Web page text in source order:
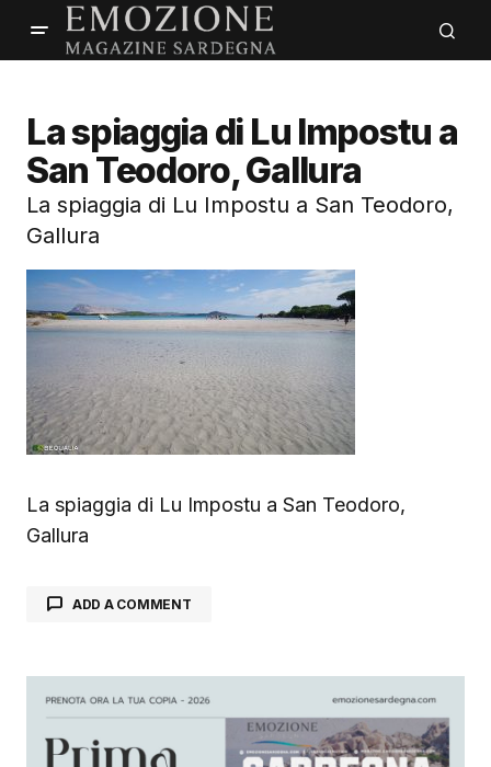
La spiaggia di Lu Impostu a
San Teodoro, Gallura
La spiaggia di Lu Impostu a San Teodoro,
Gallura
La spiaggia di Lu Impostu a San Teodoro,
Gallura
ADD A COMMENT
Il tuo indirizzo email non sarà pubblicato. I
campi obbligatori sono contrassegnati*